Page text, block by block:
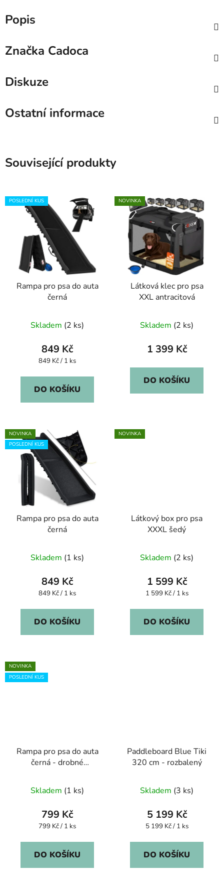
Popis
Značka Cadoca
Diskuze
Ostatní informace
Související produkty
POSLEDNÍ KUS
Rampa pro psa do auta
černá
Skladem (2 ks)
849 Kč
Měrná
849 Kč / 1 ks
DO KOŠÍKU
NOVINKA
Látková klec pro psa
XXL antracitová
hodnocení
produktu
5,0
z
Skladem (2 ks)
1 399 Kč
DO KOŠÍKU
NOVINKA
POSLEDNÍ KUS
Rampa pro psa do auta
černá
Skladem (1 ks)
849 Kč
Měrná
849 Kč / 1 ks
DO KOŠÍKU
NOVINKA
Látkový box pro psa
XXXL šedý
Skladem (2 ks)
1 599 Kč
Měrná
1 599 Kč / 1 ks
DO KOŠÍKU
NOVINKA
POSLEDNÍ KUS
Rampa pro psa do auta
černá - drobné
Skladem (1 ks)
799 Kč
Měrná
799 Kč / 1 ks
DO KOŠÍKU
Paddleboard Blue Tiki
320 cm - rozbalený
Skladem (3 ks)
5 199 Kč
Měrná
5 199 Kč / 1 ks
DO KOŠÍKU